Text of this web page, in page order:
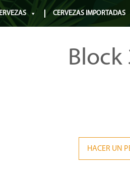
CERVEZAS IMPORTADAS
Block
HACER UN